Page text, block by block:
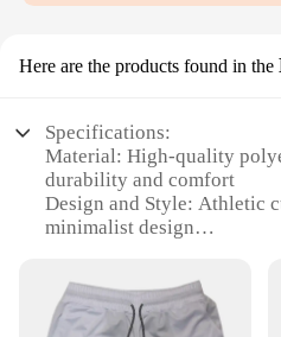
Here are the products found in the
Specifications:
Material: High-quality
durability and comfort
Design and Style: Athletic
minimalist design
Performance and
keep you cool during